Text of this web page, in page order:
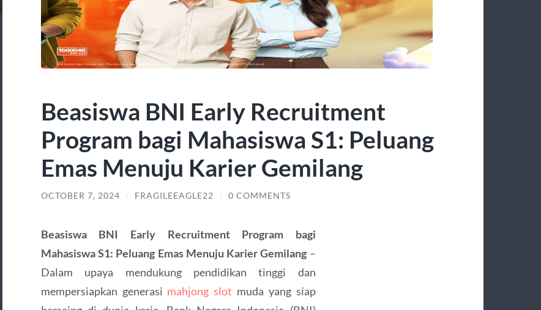
Beasiswa BNI Early Recruitment
Program bagi Mahasiswa S1: Peluang
Emas Menuju Karier Gemilang
OCTOBER 7, 2024 / FRAGILEEAGLE22 / 0 COMMENTS
Beasiswa BNI Early Recruitment Program bagi
Mahasiswa S1: Peluang Emas Menuju Karier Gemilang –
Dalam upaya mendukung pendidikan tinggi dan
mempersiapkan generasi mahjong slot muda yang siap